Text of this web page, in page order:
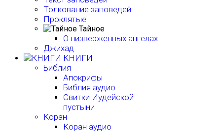
Толкование заповедей
Проклятые
Тайное
О низверженных ангелах
Джихад
КНИГИ
Библия
Апокрифы
Библия аудио
Свитки Иудейской
пустыни
Коран
Коран аудио